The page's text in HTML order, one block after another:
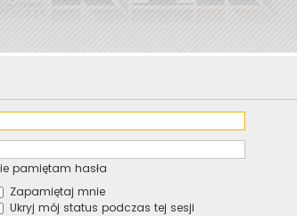
pamiętam hasła
Zapamiętaj mnie
Ukryj mój status podczas tej sesji